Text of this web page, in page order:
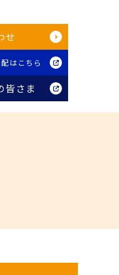
せ
はこちら
皆さま